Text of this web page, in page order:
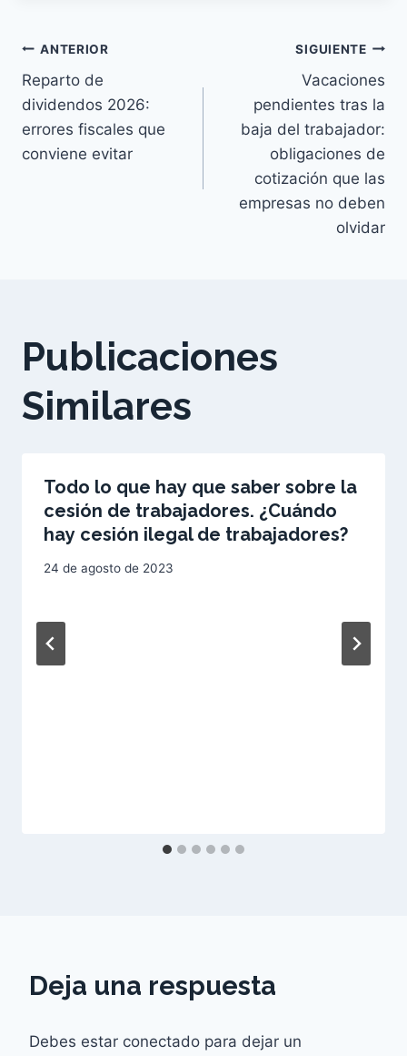
Navegación
de
entradas
ANTERIOR
Reparto de
dividendos 2026:
errores fiscales que
conviene evitar
SIGUIENTE
Vacaciones
pendientes tras la
baja del trabajador:
obligaciones de
cotización que las
empresas no deben
olvidar
Publicaciones
Similares
Todo lo que hay que saber sobre la
cesión de trabajadores. ¿Cuándo
hay cesión ilegal de trabajadores?
24 de agosto de 2023
Deja una respuesta
Debes estar conectado para dejar un